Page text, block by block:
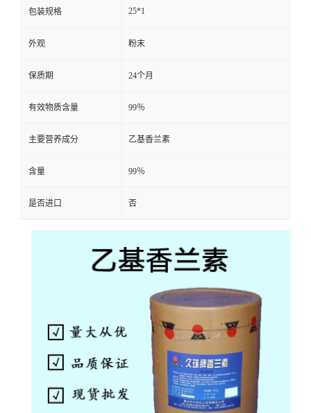
包装规格 25*1
外观 粉末
保质期 24个月
有效物质含量 99％
主要营养成分 乙基香兰素
含量 99％
是否进口 否